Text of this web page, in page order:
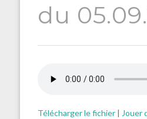
du
Télécharger le fichier| Jouer